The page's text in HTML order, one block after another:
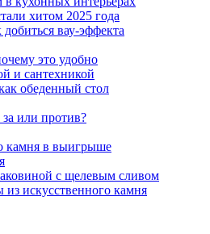
хитом 2025 года
вау-эффекта
это удобно
и сантехникой
обеденный стол
или против?
камня в выигрыше
с щелевым сливом
искусственного камня